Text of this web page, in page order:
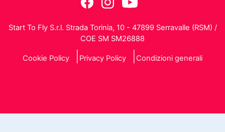
Start To Fly S.r.l. Strada Torinia, 10 - 47899 Serravalle (RSM) /
COE SM SM26888
Cookie Policy Privacy Policy Condizioni generali